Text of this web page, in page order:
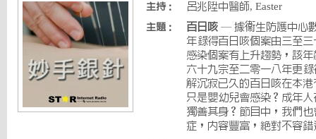
主持： 呂兆陞中醫師, Easter
主題： 百日咳 — 據衞生防護中心
年錄得百日咳個案由三至
感染個案有上升趨勢，該
六十九宗至二零一八年更
解沉寂已久的百日咳在本
只是嬰幼兒會感染？成年
獨善其身？節目中，我們
症，內容豐富，絕對不容錯